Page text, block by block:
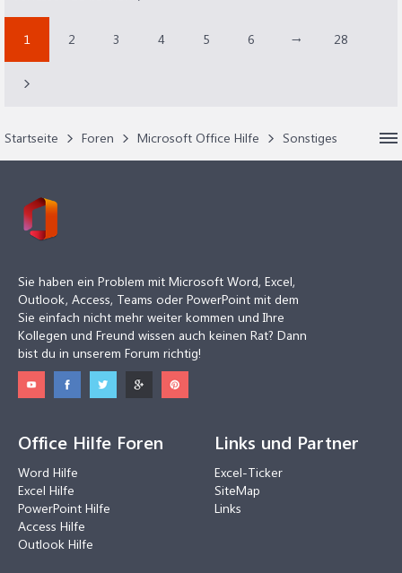
1 2 3 4 5 6 → 28
Startseite Foren Microsoft Office Hilfe Sonstiges
Sie haben ein Problem mit Microsoft Word, Excel,
Outlook, Access, Teams oder PowerPoint mit dem
Sie einfach nicht mehr weiter kommen und Ihre
Kollegen und Freund wissen auch keinen Rat? Dann
bist du in unserem Forum richtig!
Office Hilfe Foren
Word Hilfe
Excel Hilfe
PowerPoint Hilfe
Access Hilfe
Outlook Hilfe
Links und Partner
Excel-Ticker
SiteMap
Links